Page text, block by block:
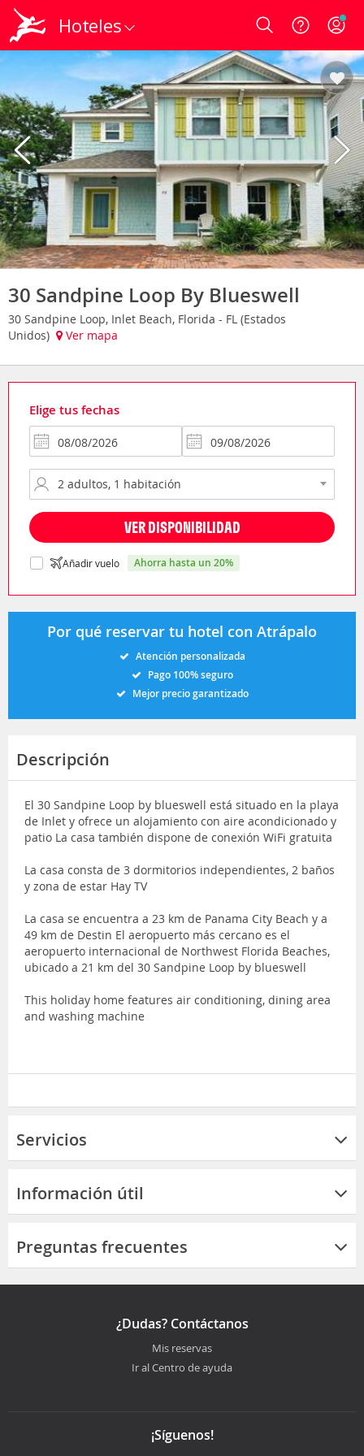
Hoteles Login
30 Sandpine Loop By Blueswell
30 Sandpine Loop, Inlet Beach, Florida - FL (Estados
Unidos)
Ver mapa
Elige tus fechas
VER DISPONIBILIDAD
Añadir vuelo ahorra hasta un 20%
Por qué reservar tu hotel con Atrápalo
Atención personalizada
Pago 100% seguro
Mejor precio garantizado
Descripción
El 30 Sandpine Loop by blueswell está situado en la playa
de Inlet y ofrece un alojamiento con aire acondicionado y
patio La casa también dispone de conexión WiFi gratuita
La casa consta de 3 dormitorios independientes, 2 baños
y zona de estar Hay TV
La casa se encuentra a 23 km de Panama City Beach y a
49 km de Destin El aeropuerto más cercano es el
aeropuerto internacional de Northwest Florida Beaches,
ubicado a 21 km del 30 Sandpine Loop by blueswell
This holiday home features air conditioning, dining area
and washing machine
Servicios
Información útil
Preguntas frecuentes
¿Dudas? Contáctanos
Mis reservas
Ir al Centro de ayuda
¡Síguenos!